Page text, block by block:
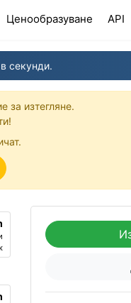
Ценообразуване API
секунди.
за изтегляне.